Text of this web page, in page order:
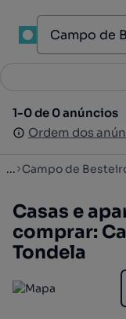
1-0 de 0 anúncios
Ordem dos
1-0 de 0 anúncios
Ordem dos
... Campo de
Casas e
comprar:
Tondela